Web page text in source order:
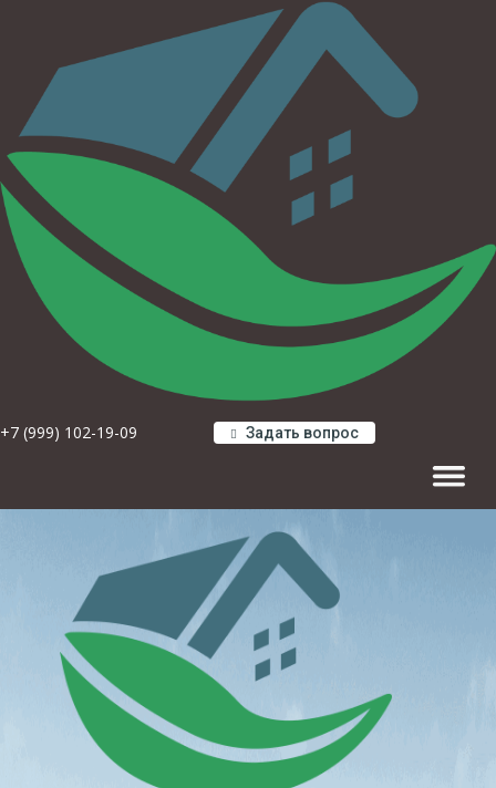
+7 (999) 102-19-09 Задать вопрос